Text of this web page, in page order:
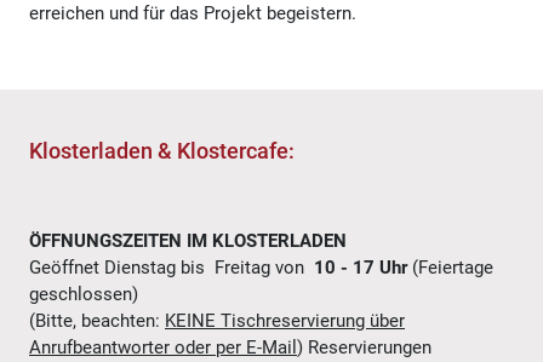
erreichen und für das Projekt begeistern.
Klosterladen & Klostercafe:
ÖFFNUNGSZEITEN IM KLOSTERLADEN
Geöffnet Dienstag bis Freitag von 10 - 17 Uhr (Feiertage
geschlossen)
(Bitte, beachten: KEINE Tischreservierung über
Anrufbeantworter oder per E-Mail ) Reservierungen